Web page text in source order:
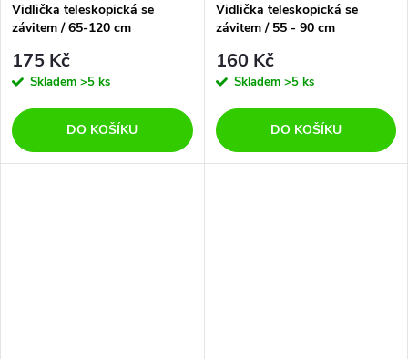
Vidlička teleskopická se
závitem / 65-120 cm
175 Kč
Skladem >5 ks
DO KOŠÍKU
Vidlička teleskopická se
závitem / 55 - 90 cm
160 Kč
Skladem >5 ks
DO KOŠÍKU